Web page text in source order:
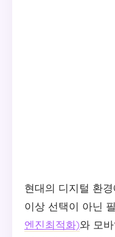
현대의 디지털 환
이상 선택이 아닌
엔진최적화)와 모